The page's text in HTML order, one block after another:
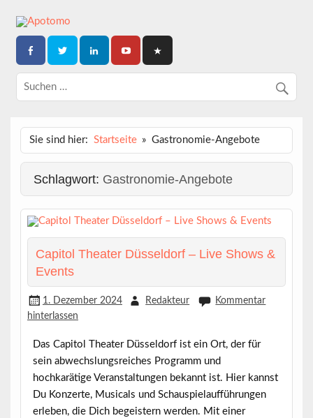
content
APOTOMO
Dein News-Magazin
Sie sind hier: Startseite Gastronomie-Angebote
Schlagwort: Gastronomie-Angebote
Capitol Theater Düsseldorf – Live Shows &
Events
1. Dezember 2024 Redakteur
Kommentar
hinterlassen
Das Capitol Theater Düsseldorfist ein Ort, der für
sein abwechslungsreiches Programm und
hochkarätige Veranstaltungen bekannt ist. Hier kannst
Du Konzerte, Musicals und Schauspielaufführungen
erleben, die Dich begeistern werden. Mit einer